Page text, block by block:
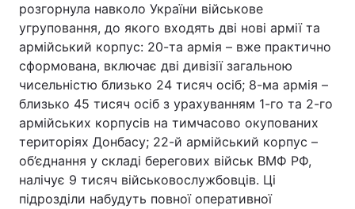
розгорнула навколо України військове
угруповання, до якого входять дві нові армії та
армійський корпус: 20-та армія – вже практично
сформована, включає дві дивізії загальною
чисельністю близько 24 тисяч осіб; 8-ма армія –
близько 45 тисяч осіб з урахуванням 1-го та 2-го
армійських корпусів на тимчасово окупованих
територіях Донбасу; 22-й армійський корпус –
об’єднання у складі берегових військ ВМФ РФ,
налічує 9 тисяч військовослужбовців. Ці
підрозділи набудуть повної оперативної